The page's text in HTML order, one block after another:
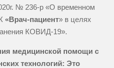
№ 236-р «О временном
«Врач-пациент» в целях
КОВИД-19».
медицинской помощи с
технологий: Это